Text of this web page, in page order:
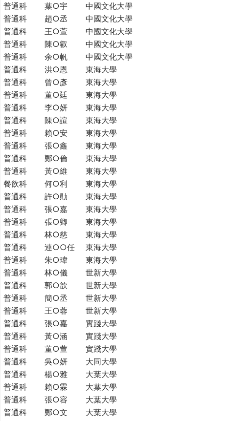
普通科
葉○宇 中國文化大學
普通科
趙○丞 中國文化大學
普通科
王○萱 中國文化大學
普通科
陳○叡 中國文化大學
普通科
余○帆 中國文化大學
普通科
洪○恩 東海大學
普通科
曾○彥 東海大學
普通科
董○廷 東海大學
普通科
李○妍 東海大學
普通科
陳○諠 東海大學
普通科
賴○安 東海大學
普通科
張○鑫 東海大學
普通科
鄭○倫 東海大學
普通科
黃○維 東海大學
餐飲科
何○利 東海大學
普通科
許○勛 東海大學
普通科
張○嘉 東海大學
普通科
張○卿 東海大學
普通科
林○慈 東海大學
普通科
連○○任 東海大學
普通科
朱○瑋 東海大學
普通科
林○儀 世新大學
普通科
郭○歆 世新大學
普通科
簡○丞 世新大學
普通科
王○蓉 世新大學
普通科
張○嘉 實踐大學
普通科
黃○涵 實踐大學
普通科
董○萱 實踐大學
普通科
吳○妍 大同大學
普通科
楊○雅 大葉大學
普通科
賴○霖 大葉大學
普通科
張○容 大葉大學
普通科
鄭○文 大葉大學